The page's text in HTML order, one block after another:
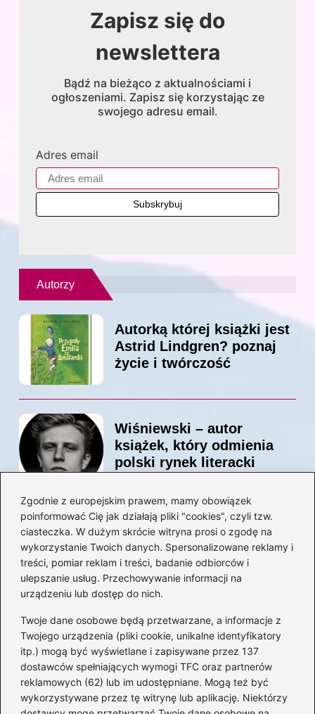
Zgodnie z europejskim prawem, mamy obowiązek
poinformować Cię jak działają pliki "cookies", czyli tzw.
ciasteczka. W dużym skrócie witryna prosi o zgodę na
wykorzystanie Twoich danych. Spersonalizowane reklamy i
treści, pomiar reklam i treści, badanie odbiorców i
ulepszanie usług. Przechowywanie informacji na
urządzeniu lub dostęp do nich.
Twoje dane osobowe będą przetwarzane, a informacje z
Twojego urządzenia (pliki cookie, unikalne identyfikatory
itp.) mogą być wyświetlane i zapisywane przez 137
dostawców spełniających wymogi TFC oraz partnerów
reklamowych (62) lub im udostępniane. Mogą też być
wykorzystywane przez tę witrynę lub aplikację. Niektórzy
Zapisz się do
newslettera
Bądź na bieżąco z aktualnościami i
ogłoszeniami. Zapisz się korzystając ze
swojego adresu email.
Adres email
Autorzy
Autorką której książki jest
Astrid Lindgren? poznaj
życie i twórczość
Wiśniewski – autor
książek, który odmienia
polski rynek literacki
Magiczne kulisy życia
autora książki o Kubusiu
Puchatku
Odkryj inne książki autora
„Jaś i Małgosia”, które
musisz przeczytać